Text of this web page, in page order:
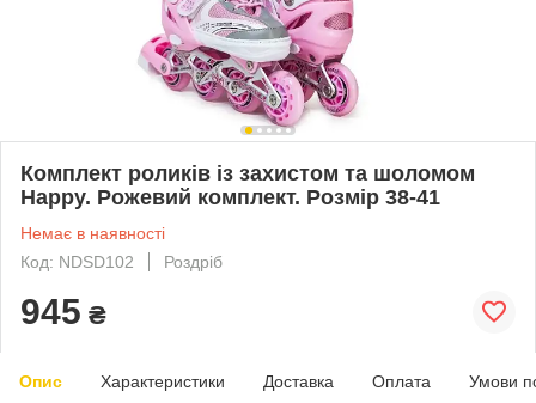
Комплект роликів із захистом та шоломом
Happy. Рожевий комплект. Розмір 38-41
Немає в наявності
Код: NDSD102
Роздріб
945 ₴
Опис Характеристики Доставка Оплата Умови